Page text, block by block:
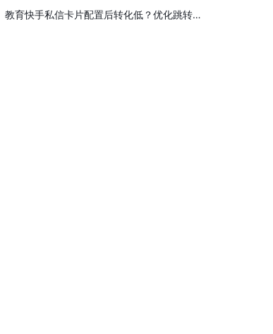
教育快手私信卡片配置后转化低？优化跳转路径与话术设计